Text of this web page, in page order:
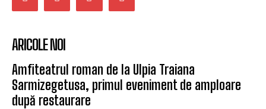
ARICOLE NOI
Amfiteatrul roman de la Ulpia Traiana
Sarmizegetusa, primul eveniment de amploare
după restaurare